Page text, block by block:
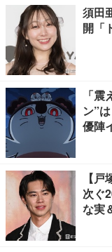
須田
開「
「
ン”
優陣
【
次ぐ
な実